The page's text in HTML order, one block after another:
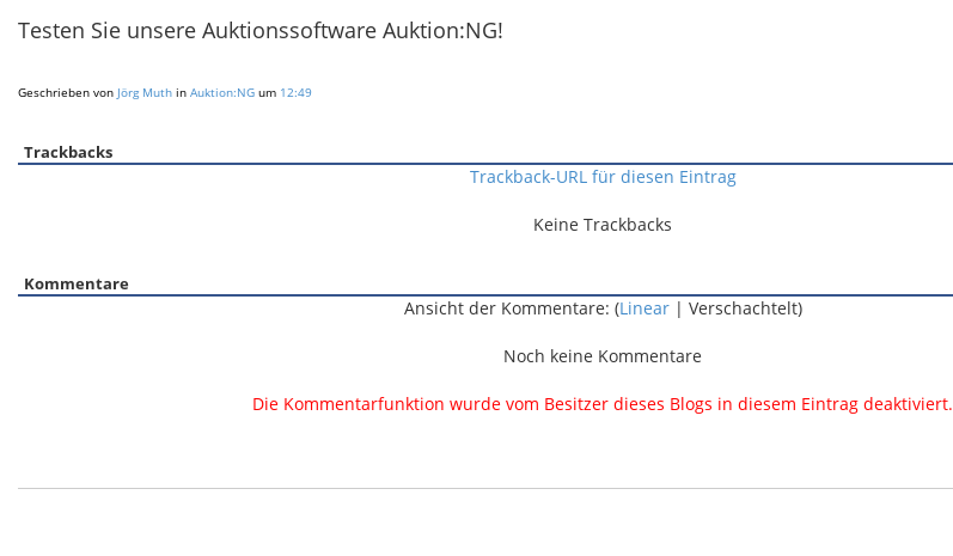
Testen Sie unsere Auktionssoftware Auktion:NG!
Geschrieben von Jörg Muth in Auktion:NG um 12:49
Trackbacks
Trackback-URL für diesen Eintrag
Keine Trackbacks
Kommentare
Ansicht der Kommentare: (Linear| Verschachtelt)
Noch keine Kommentare
Die Kommentarfunktion wurde vom Besitzer dieses Blogs in diesem Eintrag deaktiviert.